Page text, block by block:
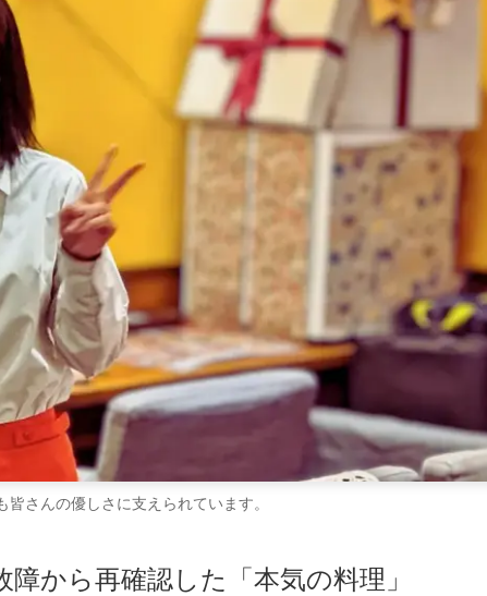
皆さんの優しさに支えられています。
から再確認した「本気の料理」